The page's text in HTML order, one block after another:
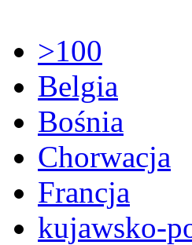
>100
Belgia
Bośnia
Chorwacja
Francja
kujawsko-